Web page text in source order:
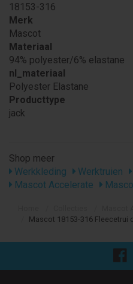
18153-316
Merk
Mascot
Materiaal
94% polyester/6% elastane
nl_materiaal
Polyester Elastane
Producttype
jack
Shop meer
Werkkleding
Werktruien
Mascot Accelerate
Mascot 18153-316